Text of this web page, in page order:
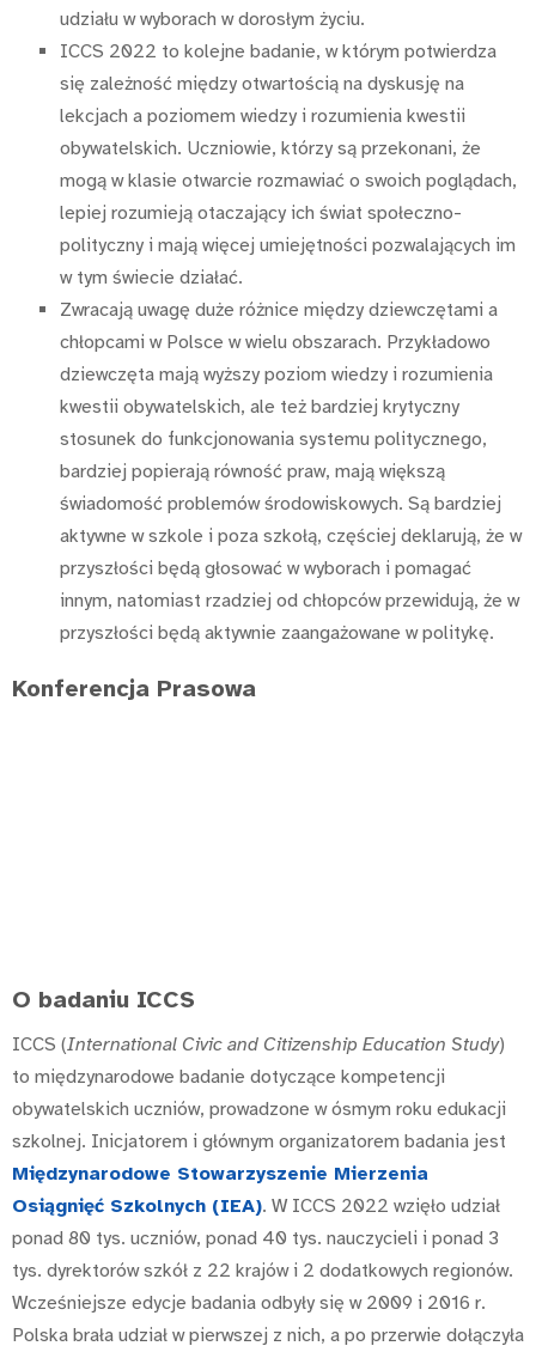
udziału w wyborach w dorosłym życiu.
ICCS 2022 to kolejne badanie, w którym potwierdza
się zależność między otwartością na dyskusję na
lekcjach a poziomem wiedzy i rozumienia kwestii
obywatelskich. Uczniowie, którzy są przekonani, że
mogą w klasie otwarcie rozmawiać o swoich poglądach,
lepiej rozumieją otaczający ich świat społeczno-
polityczny i mają więcej umiejętności pozwalających im
w tym świecie działać.
Zwracają uwagę duże różnice między dziewczętami a
chłopcami w Polsce w wielu obszarach. Przykładowo
dziewczęta mają wyższy poziom wiedzy i rozumienia
kwestii obywatelskich, ale też bardziej krytyczny
stosunek do funkcjonowania systemu politycznego,
bardziej popierają równość praw, mają większą
świadomość problemów środowiskowych. Są bardziej
aktywne w szkole i poza szkołą, częściej deklarują, że w
przyszłości będą głosować w wyborach i pomagać
innym, natomiast rzadziej od chłopców przewidują, że w
przyszłości będą aktywnie zaangażowane w politykę.
Konferencja Prasowa
O badaniu ICCS
ICCS (International Civic and Citizenship Education Study)
to międzynarodowe badanie dotyczące kompetencji
obywatelskich uczniów, prowadzone w ósmym roku edukacji
szkolnej. Inicjatorem i głównym organizatorem badania jest
Międzynarodowe Stowarzyszenie Mierzenia
Osiągnięć Szkolnych (IEA). W ICCS 2022 wzięło udział
ponad 80 tys. uczniów, ponad 40 tys. nauczycieli i ponad 3
tys. dyrektorów szkół z 22 krajów i 2 dodatkowych regionów.
Wcześniejsze edycje badania odbyły się w 2009 i 2016 r.
Polska brała udział w pierwszej z nich, a po przerwie dołączyła